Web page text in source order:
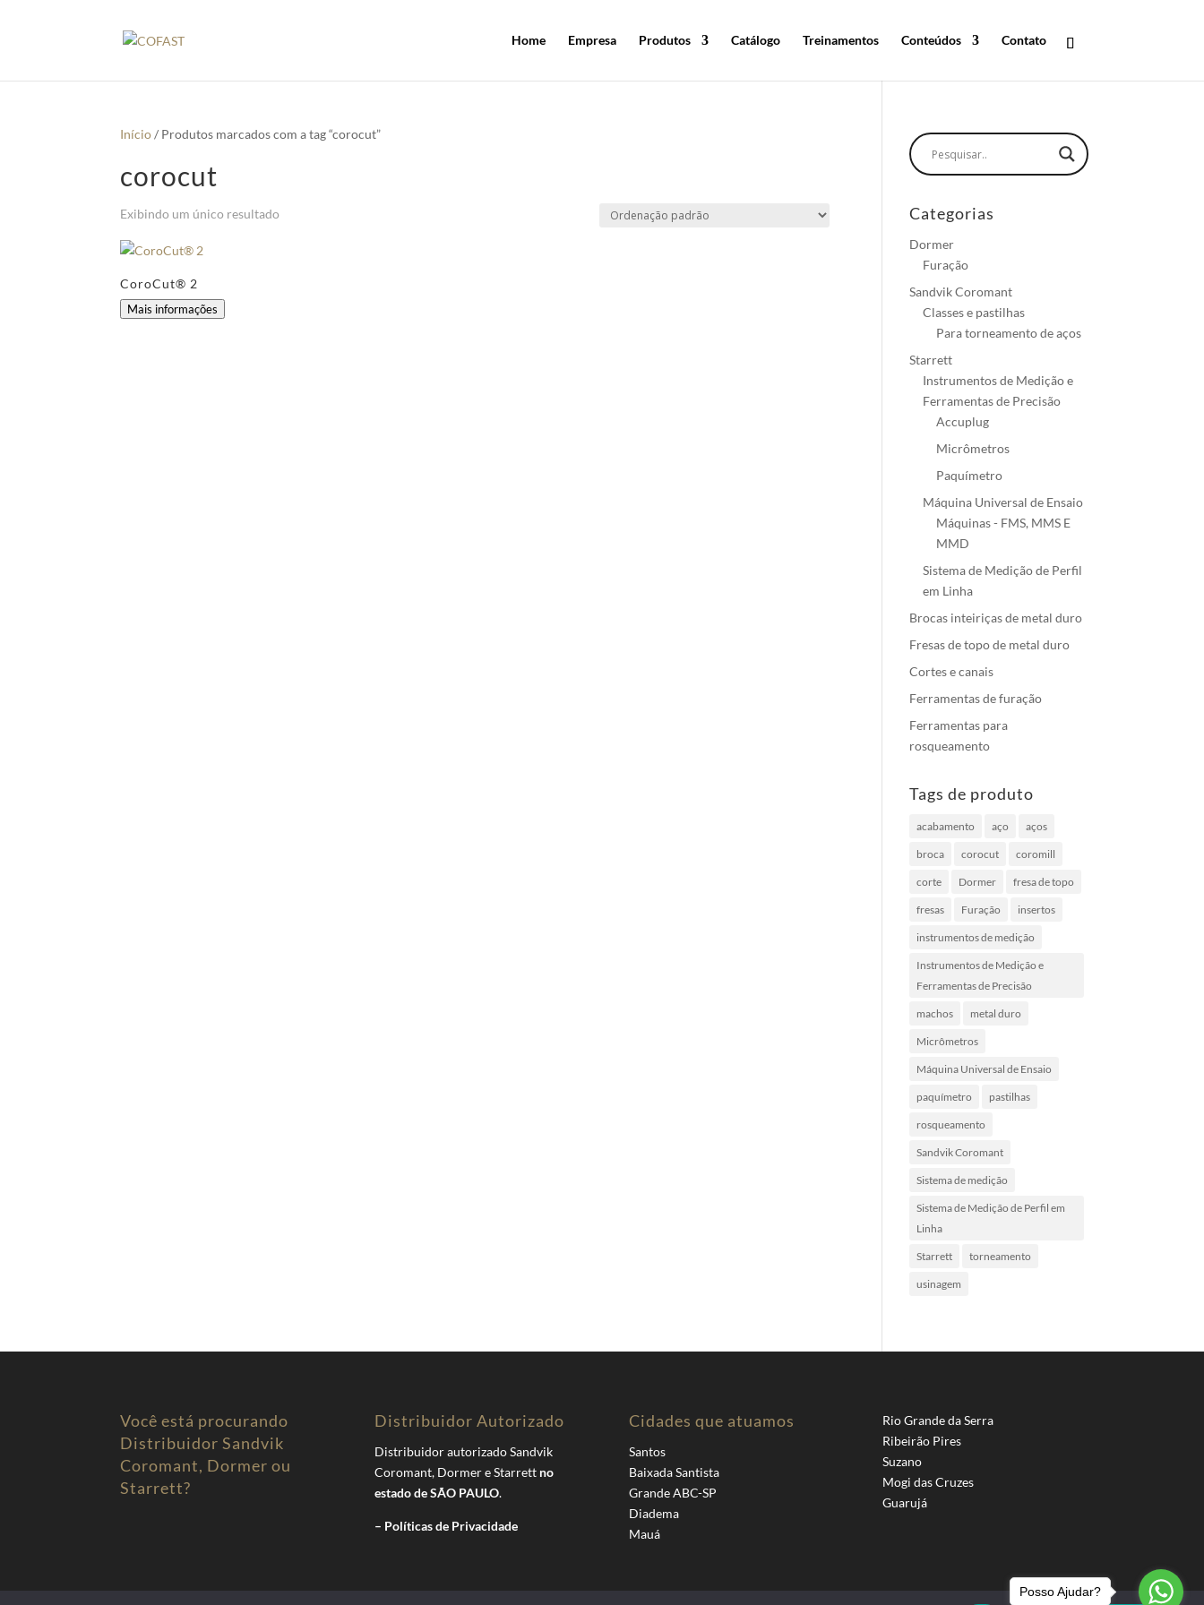
Home Empresa Produtos Catálogo Treinamentos Conteúdos Contato
Início/ Produtos marcados com a tag “corocut”
corocut
Exibindo um único resultado
CoroCut® 2
Mais informações
Categorias
Dormer
Furação
Sandvik Coromant
Classes e pastilhas
Para torneamento de aços
Starrett
Instrumentos de Medição e
Ferramentas de Precisão
Accuplug
Micrômetros
Paquímetro
Máquina Universal de Ensaio
Máquinas - FMS, MMS E
MMD
Sistema de Medição de Perfil
em Linha
Brocas inteiriças de metal duro
Fresas de topo de metal duro
Cortes e canais
Ferramentas de furação
Ferramentas para
rosqueamento
Tags de produto
acabamento aço aços
broca corocut coromill
corte Dormer fresa de topo
fresas Furação insertos
instrumentos de medição
Instrumentos de Medição e
Ferramentas de Precisão
machos metal duro
Micrômetros
Máquina Universal de Ensaio
paquímetro pastilhas
rosqueamento
Sandvik Coromant
Sistema de medição
Sistema de Medição de Perfil em
Linha
Starrett torneamento
usinagem
Você está procurando
Distribuidor Sandvik
Coromant, Dormer ou
Starrett?
Distribuidor Autorizado
Distribuidor autorizado Sandvik
Coromant, Dormer e Starrett no
estado de SÃO PAULO.
– Políticas de Privacidade
Cidades que atuamos
Santos
Baixada Santista
Grande ABC-SP
Diadema
Mauá
Rio Grande da Serra
Ribeirão Pires
Suzano
Mogi das Cruzes
Guarujá
Posso Ajudar?